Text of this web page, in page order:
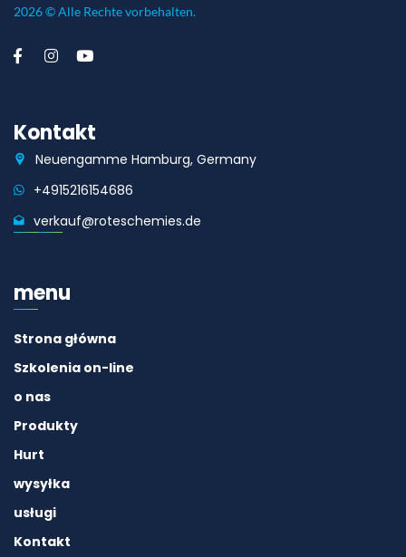
2026 © Alle Rechte vorbehalten.
Kontakt
Neuengamme Hamburg, Germany
+4915216154686
verkauf@roteschemies.de
menu
Strona główna
Szkolenia on-line
o nas
Produkty
Hurt
wysyłka
usługi
Kontakt